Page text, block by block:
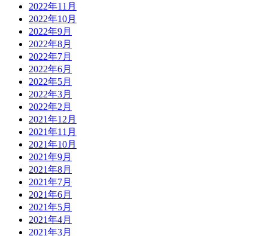
2022年11月
2022年10月
2022年9月
2022年8月
2022年7月
2022年6月
2022年5月
2022年3月
2022年2月
2021年12月
2021年11月
2021年10月
2021年9月
2021年8月
2021年7月
2021年6月
2021年5月
2021年4月
2021年3月